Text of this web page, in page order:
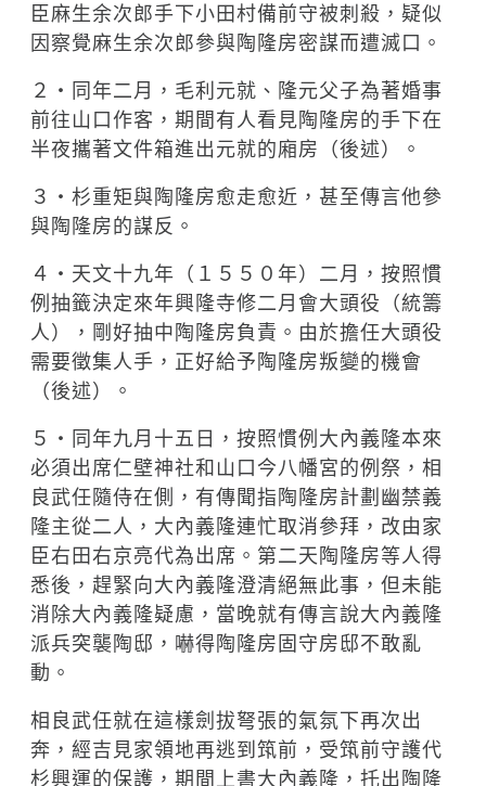
臣麻生余次郎手下小田村備前守被刺殺，疑似
因察覺麻生余次郎參與陶隆房密謀而遭滅口。
２‧同年二月，毛利元就、隆元父子為著婚事
前往山口作客，期間有人看見陶隆房的手下在
半夜攜著文件箱進出元就的廂房（後述）。
３‧杉重矩與陶隆房愈走愈近，甚至傳言他參
與陶隆房的謀反。
４‧天文十九年（１５５０年）二月，按照慣
例抽籤決定來年興隆寺修二月會大頭役（統籌
人），剛好抽中陶隆房負責。由於擔任大頭役
需要徵集人手，正好給予陶隆房叛變的機會
（後述）。
５‧同年九月十五日，按照慣例大內義隆本來
必須出席仁壁神社和山口今八幡宮的例祭，相
良武任隨侍在側，有傳聞指陶隆房計劃幽禁義
隆主從二人，大內義隆連忙取消參拜，改由家
臣右田右京亮代為出席。第二天陶隆房等人得
悉後，趕緊向大內義隆澄清絕無此事，但未能
消除大內義隆疑慮，當晚就有傳言說大內義隆
派兵突襲陶邸，嚇得陶隆房固守房邸不敢亂
動。
相良武任就在這樣劍拔弩張的氣氛下再次出
奔，經吉見家領地再逃到筑前，受筑前守護代
杉興運的保護，期間上書大內義隆，托出陶隆